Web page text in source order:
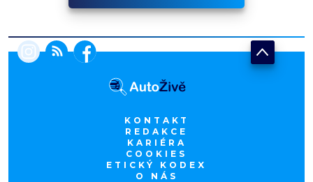
KONTAKT
REDAKCE
KARIÉRA
COOKIES
ETICKÝ KODEX
O NÁS